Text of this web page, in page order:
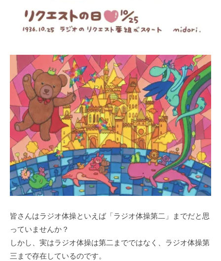
皆さんはラジオ体操といえば「ラジオ体操第二」までだと思
っていませんか？
しかし、実はラジオ体操は第二までではなく、ラジオ体操第
三まで存在しているのです。